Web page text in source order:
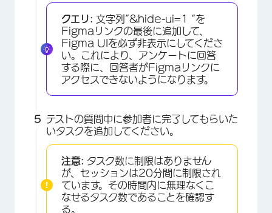
クエリ: 文字列”&hide-ui=1 “を
Figmaリンクの最後に追加して、
Figma UIを必ず非表示にしてくださ
い。これにより、アンケートに回答
する際に、回答者がFigmaリンクに
アクセスできないようになります。
テストの質問中に参加者に完了してもらいた
いタスクを追加してください。
注意: タスク数に制限はありません
が、セッションは20分間に制限され
ています。その時間内に無理なくこ
なせるタスク数であることを確認す
る。